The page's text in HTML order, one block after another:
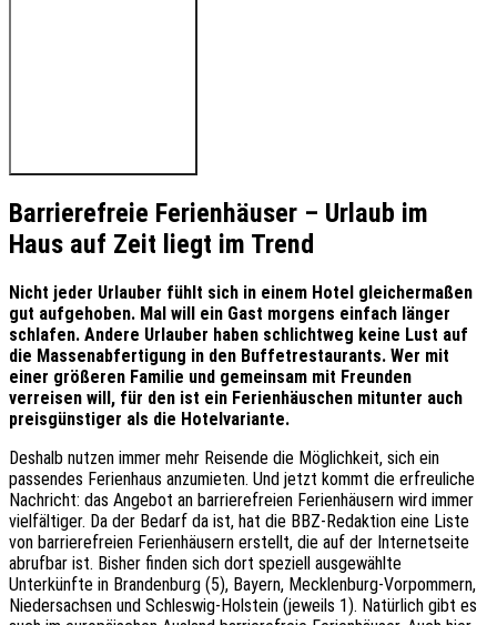
Barrierefreie Ferienhäuser – Urlaub im
Haus auf Zeit liegt im Trend
Nicht jeder Urlauber fühlt sich in einem Hotel gleichermaßen
gut aufgehoben. Mal will ein Gast morgens einfach länger
schlafen. Andere Urlauber haben schlichtweg keine Lust auf
die Massenabfertigung in den Buffetrestaurants. Wer mit
einer größeren Familie und gemeinsam mit Freunden
verreisen will, für den ist ein Ferienhäuschen mitunter auch
preisgünstiger als die Hotelvariante.
Deshalb nutzen immer mehr Reisende die Möglichkeit, sich ein
passendes Ferienhaus anzumieten. Und jetzt kommt die erfreuliche
Nachricht: das Angebot an barrierefreien Ferienhäusern wird immer
vielfältiger. Da der Bedarf da ist, hat die BBZ-Redaktion eine Liste
von barrierefreien Ferienhäusern erstellt, die auf der Internetseite
abrufbar ist. Bisher finden sich dort speziell ausgewählte
Unterkünfte in Brandenburg (5), Bayern, Mecklenburg-Vorpommern,
Niedersachsen und Schleswig-Holstein (jeweils 1). Natürlich gibt es